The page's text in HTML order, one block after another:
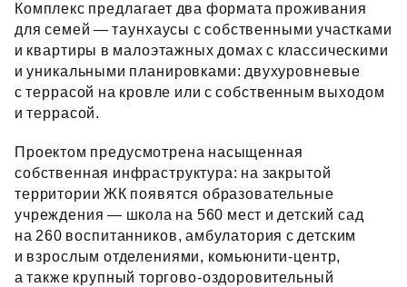
Комплекс предлагает два формата проживания
для семей — таунхаусы с собственными участками
и квартиры в малоэтажных домах с классическими
и уникальными планировками: двухуровневые
с террасой на кровле или с собственным выходом
и террасой.
Проектом предусмотрена насыщенная
собственная инфраструктура: на закрытой
территории ЖК появятся образовательные
учреждения — школа на 560 мест и детский сад
на 260 воспитанников, амбулатория с детским
и взрослым отделениями, комьюнити‑центр,
а также крупный торгово‑оздоровительный